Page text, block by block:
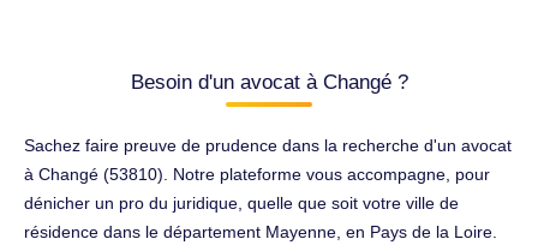
Besoin d'un avocat à Changé ?
Sachez faire preuve de prudence dans la recherche d'un avocat
à Changé (53810). Notre plateforme vous accompagne, pour
dénicher un pro du juridique, quelle que soit votre ville de
résidence dans le département Mayenne, en Pays de la Loire.